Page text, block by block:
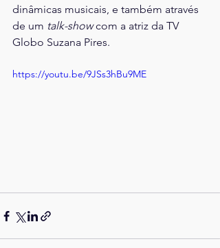
dinâmicas musicais, e também através
de um talk-show com a atriz da TV
Globo Suzana Pires.
https://youtu.be/9JSs3hBu9ME